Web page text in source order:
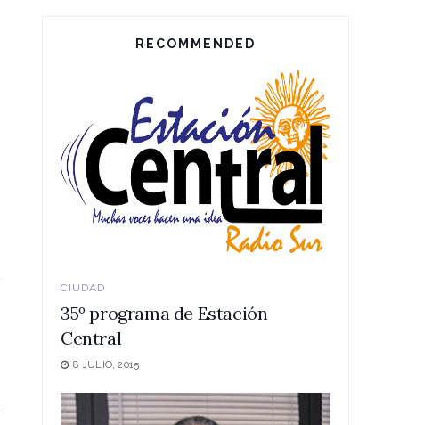
RECOMMENDED
CIUDAD
35º programa de Estación
Central
8 JULIO, 2015